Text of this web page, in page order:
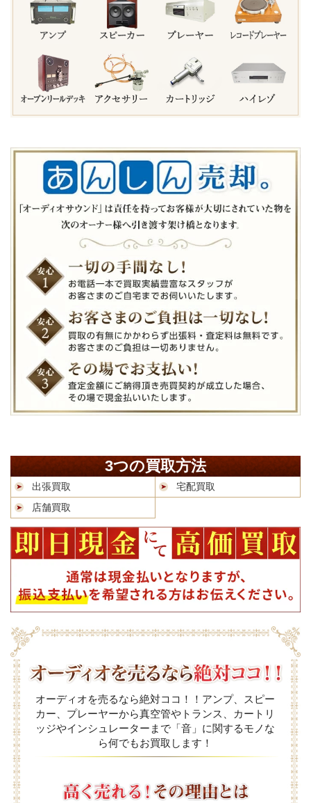
3つの買取方法
出張買取
宅配買取
店舗買取
オーディオを売るなら絶対ココ！！アンプ、スピー
カー、プレーヤーから真空管やトランス、カートリ
ッジやインシュレーターまで「音」に関するモノな
ら何でもお買取します！